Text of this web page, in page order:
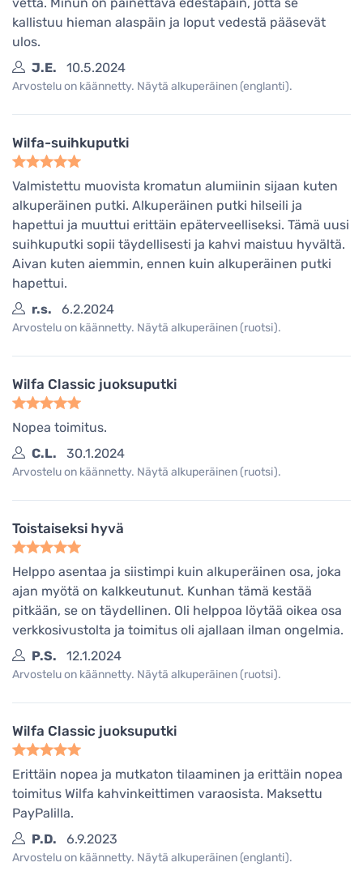
kallistuu hieman alaspäin ja loput vedestä pääsevät
ulos.
J.E.
10.5.2024
Arvostelu on käännetty. Näytä alkuperäinen (englanti).
Wilfa-suihkuputki
Valmistettu muovista kromatun alumiinin sijaan kuten
alkuperäinen putki. Alkuperäinen putki hilseili ja
hapettui ja muuttui erittäin epäterveelliseksi. Tämä uusi
suihkuputki sopii täydellisesti ja kahvi maistuu hyvältä.
Aivan kuten aiemmin, ennen kuin alkuperäinen putki
hapettui.
r.s.
6.2.2024
Arvostelu on käännetty. Näytä alkuperäinen (ruotsi).
Wilfa Classic juoksuputki
Nopea toimitus.
C.L.
30.1.2024
Arvostelu on käännetty. Näytä alkuperäinen (ruotsi).
Toistaiseksi hyvä
Helppo asentaa ja siistimpi kuin alkuperäinen osa, joka
ajan myötä on kalkkeutunut. Kunhan tämä kestää
pitkään, se on täydellinen. Oli helppoa löytää oikea osa
verkkosivustolta ja toimitus oli ajallaan ilman ongelmia.
P.S.
12.1.2024
Arvostelu on käännetty. Näytä alkuperäinen (ruotsi).
Wilfa Classic juoksuputki
Erittäin nopea ja mutkaton tilaaminen ja erittäin nopea
toimitus Wilfa kahvinkeittimen varaosista. Maksettu
PayPalilla.
P.D.
6.9.2023
Arvostelu on käännetty. Näytä alkuperäinen (englanti).